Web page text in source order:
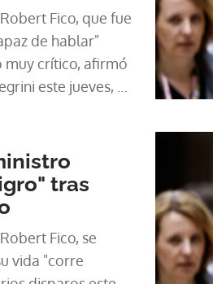
Fico, que fue
de hablar"
muy crítico, afirmó
este jueves, al
tras
Fico, se
vida "corre